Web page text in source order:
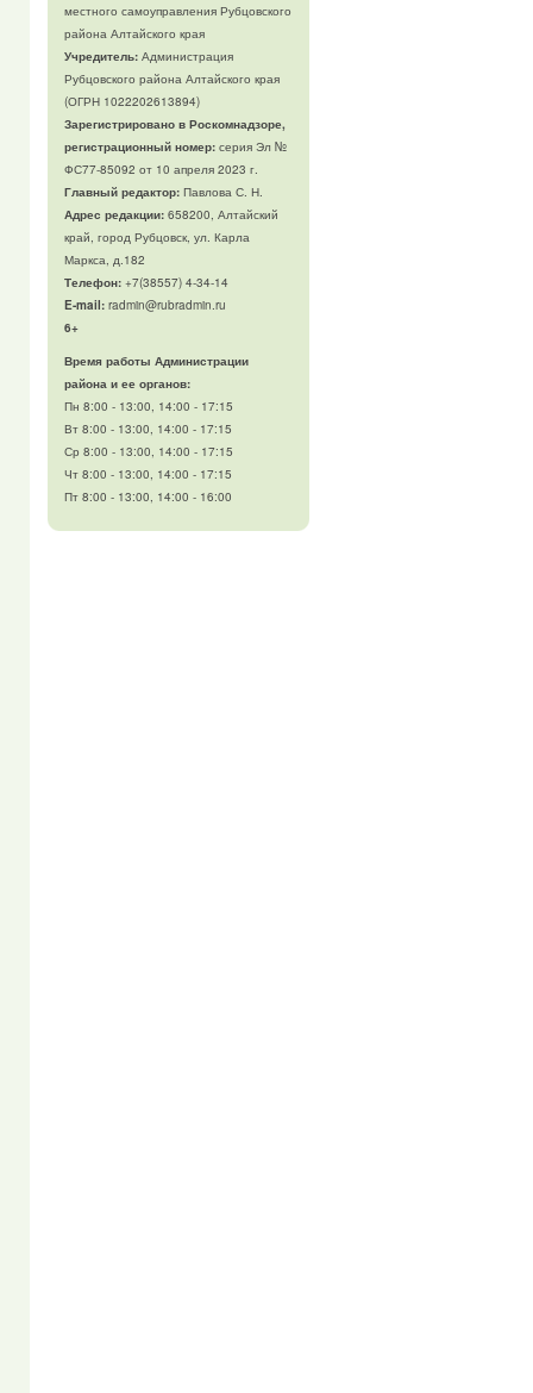
местного самоуправления Рубцовского
района Алтайского края
Учредитель:Администрация
Рубцовского района Алтайского края
(ОГРН 1022202613894)
Зарегистрировано в Роскомнадзоре,
регистрационный номер:серия Эл №
ФС77-85092 от 10 апреля 2023 г.
Главный редактор:Павлова С. Н.
Адрес редакции:658200, Алтайский
край, город Рубцовск, ул. Карла
Маркса, д.182
Телефон:+7(38557) 4-34-14
E-mail:radmin@rubradmin.ru
6+
Время работы Администрации
района и ее органов:
Пн 8:00 - 13:00, 14:00 - 17:15
Вт 8:00 - 13:00, 14:00 - 17:15
Ср 8:00 - 13:00, 14:00 - 17:15
Чт 8:00 - 13:00, 14:00 - 17:15
Пт 8:00 - 13:00, 14:00 - 16:00